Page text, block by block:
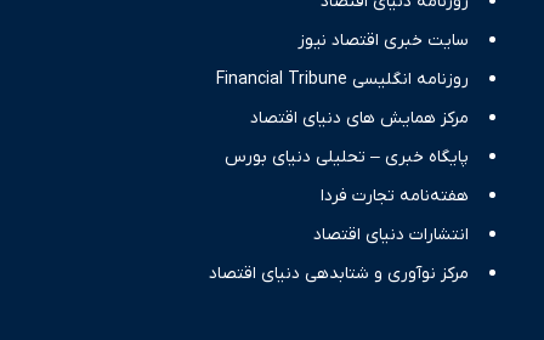
سایت خبری اقتصاد نیوز
روزنامه انگلیسی Financial Tribune
مرکز همایش های دنیای اقتصاد
پایگاه خبری – تحلیلی دنیای بورس
هفته‌نامه تجارت فردا
انتشارات دنیای اقتصاد
مرکز نوآوری و شتابدهی دنیای اقتصاد